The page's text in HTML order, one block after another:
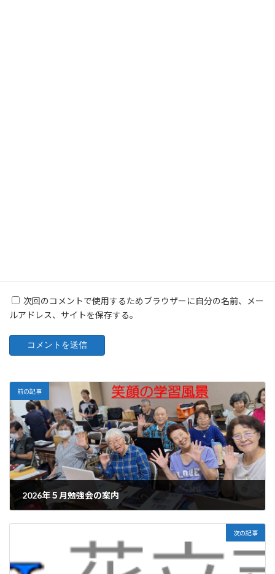
次回のコメントで使用するためブラウザーに自分の名前、メー
ルアドレス、サイトを保存する。
前の記事
2026年５月勉強会の案内
次の記事